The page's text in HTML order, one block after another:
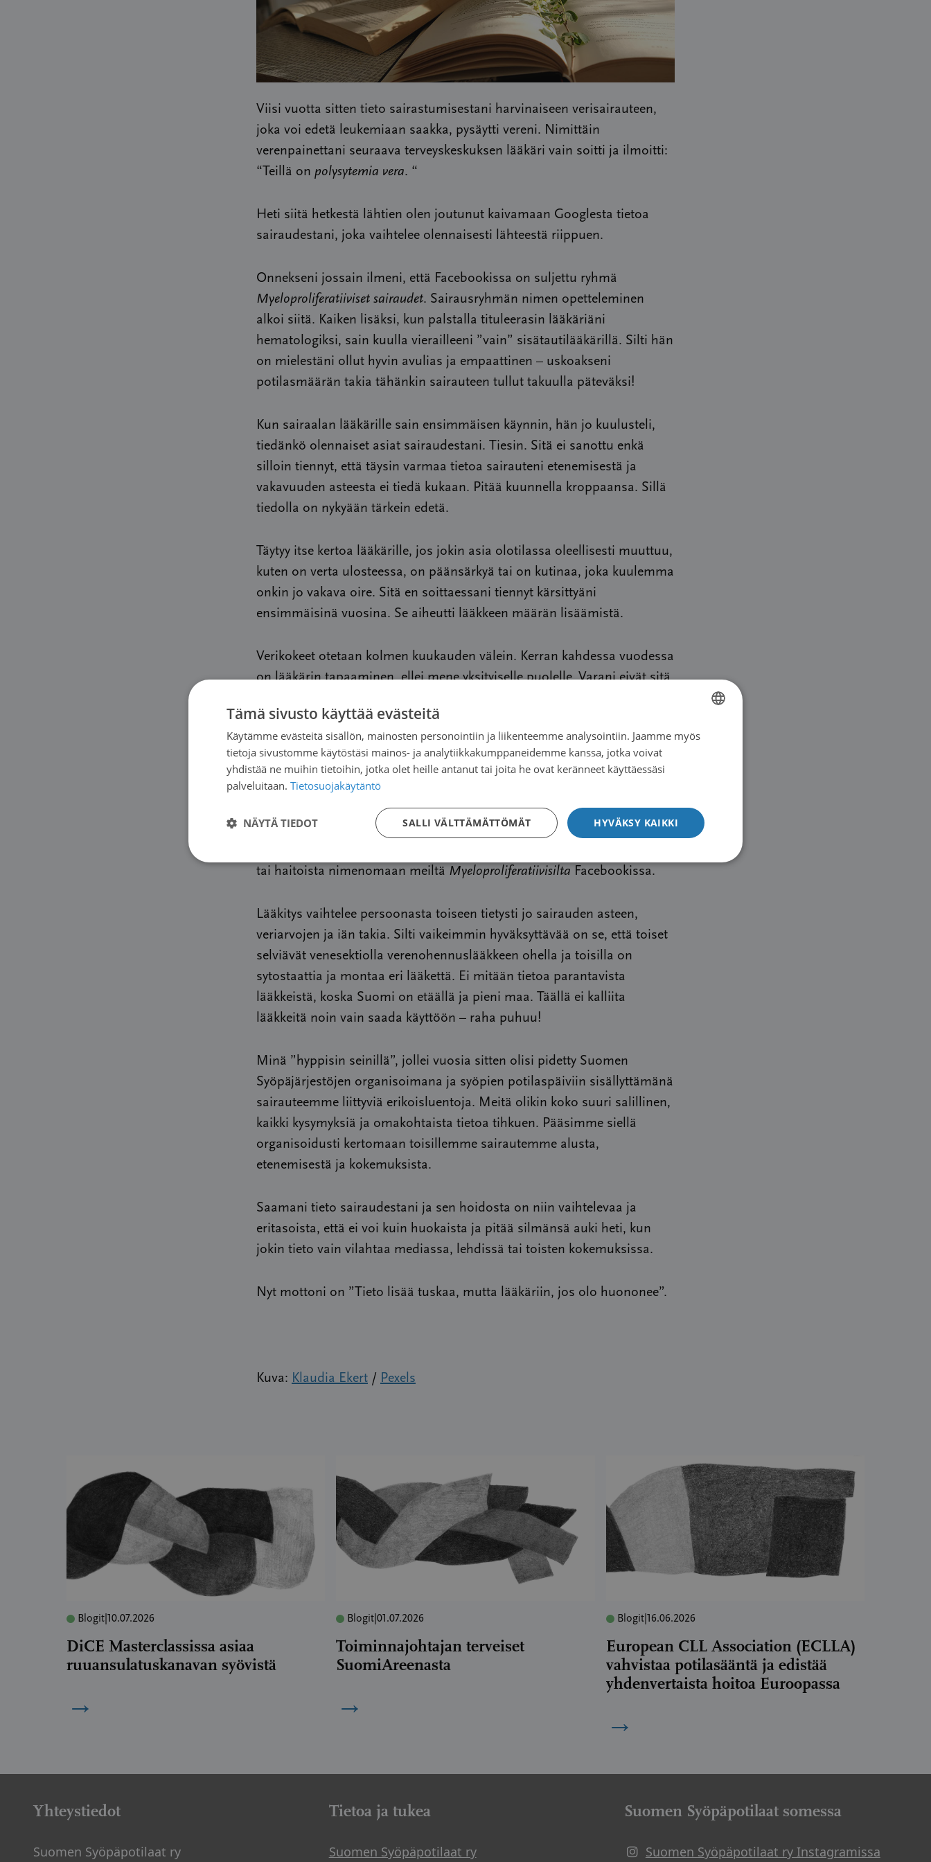
Viisi vuotta sitten tieto sairastumisestani harvinaiseen verisairauteen,
joka voi edetä leukemiaan saakka, pysäytti vereni. Nimittäin
verenpainettani seuraava terveyskeskuksen lääkäri vain soitti ja ilmoitti:
“Teillä on polysytemia vera. “
Heti siitä hetkestä lähtien olen joutunut kaivamaan Googlesta tietoa
sairaudestani, joka vaihtelee olennaisesti lähteestä riippuen.
Onnekseni jossain ilmeni, että Facebookissa on suljettu ryhmä
Myeloproliferatiiviset sairaudet. Sairausryhmän nimen opetteleminen
alkoi siitä. Kaiken lisäksi, kun palstalla tituleerasin lääkäriäni
hematologiksi, sain kuulla vierailleeni ”vain” sisätautilääkärillä. Silti hän
on mielestäni ollut hyvin avulias ja empaattinen – uskoakseni
potilasmäärän takia tähänkin sairauteen tullut takuulla päteväksi!
Kun sairaalan lääkärille sain ensimmäisen käynnin, hän jo kuulusteli,
tiedänkö olennaiset asiat sairaudestani. Tiesin. Sitä ei sanottu enkä
silloin tiennyt, että täysin varmaa tietoa sairauteni etenemisestä ja
vakavuuden asteesta ei tiedä kukaan. Pitää kuunnella kroppaansa. Sillä
tiedolla on nykyään tärkein edetä.
Täytyy itse kertoa lääkärille, jos jokin asia olotilassa oleellisesti muuttuu,
kuten on verta ulosteessa, on päänsärkyä tai on kutinaa, joka kuulemma
onkin jo vakava oire. Sitä en soittaessani tiennyt kärsittyäni
ensimmäisinä vuosina. Se aiheutti lääkkeen määrän lisäämistä.
Verikokeet otetaan kolmen kuukauden välein. Kerran kahdessa vuodessa
on lääkärin tapaaminen, ellei mene yksityiselle puolelle. Varani eivät sitä
Vertaistietoa
Onneksi monet Facebook-palstalla ovat käyneet alan erikoislääkärillä ja
aivan uskomattoman auliisti jakavat tietoa, jotta meikäläinen voi olla
omassa uskossaan taudin suhteen. Olen saanut suunnilleen kaiken
tai haitoista nimenomaan meiltä Myeloproliferatiivisilta Facebookissa.
Lääkitys vaihtelee persoonasta toiseen tietysti jo sairauden asteen,
veriarvojen ja iän takia. Silti vaikeimmin hyväksyttävää on se, että toiset
selviävät venesektiolla verenohennuslääkkeen ohella ja toisilla on
sytostaattia ja montaa eri lääkettä. Ei mitään tietoa parantavista
lääkkeistä, koska Suomi on etäällä ja pieni maa. Täällä ei kalliita
lääkkeitä noin vain saada käyttöön – raha puhuu!
Minä ”hyppisin seinillä”, jollei vuosia sitten olisi pidetty Suomen
Syöpäjärjestöjen organisoimana ja syöpien potilaspäiviin sisällyttämänä
sairauteemme liittyviä erikoisluentoja. Meitä olikin koko suuri salillinen,
kaikki kysymyksiä ja omakohtaista tietoa tihkuen. Pääsimme siellä
organisoidusti kertomaan toisillemme sairautemme alusta,
etenemisestä ja kokemuksista.
Saamani tieto sairaudestani ja sen hoidosta on niin vaihtelevaa ja
eritasoista, että ei voi kuin huokaista ja pitää silmänsä auki heti, kun
jokin tieto vain vilahtaa mediassa, lehdissä tai toisten kokemuksissa.
Nyt mottoni on ”Tieto lisää tuskaa, mutta lääkäriin, jos olo huononee”.
Kuva: Klaudia Ekert/ Pexels
Blogit 10.07.2026
DiCE Masterclassissa asiaa
ruuansulatuskanavan syövistä
→
Blogit |01.07.2026
Toiminnajohtajan terveiset
SuomiAreenasta
→
Blogit| 16.06.2026
European CLL Association (ECLLA)
vahvistaa potilasääntä ja edistää
yhdenvertaista hoitoa Euroopassa
→
Yhteystiedot
Suomen Syöpäpotilaat ry
Tietoa ja tukea
Suomen Syöpäpotilaat ry
Suomen Syöpäpotilaat somessa
Suomen Syöpäpotilaat ry Instagramissa
FINNISH
Tämä sivusto käyttää evästeitä
Käytämme evästeitä sisällön, mainosten personointiin ja liikenteemme analysointiin. Jaamme myös
tietoja sivustomme käytöstäsi mainos- ja analytiikkakumppaneidemme kanssa, jotka voivat
yhdistää ne muihin tietoihin, jotka olet heille antanut tai joita he ovat keränneet käyttäessäsi
palveluitaan. Tietosuojakäytäntö
HYVÄKSY KAIKKI
SALLI VÄLTTÄMÄTTÖMÄT
NÄYTÄ TIEDOT